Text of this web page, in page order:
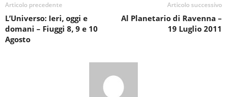
Articolo precedente
L’Universo: Ieri, oggi e
domani – Fiuggi 8, 9 e 10
Agosto
Articolo successivo
Al Planetario di Ravenna –
19 Luglio 2011